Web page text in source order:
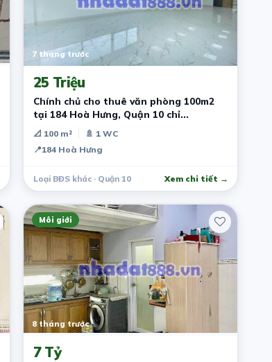
7 tháng trước
25 Triệu
Chính chủ cho thuê văn phòng 100m2
tại 184 Hoà Hưng, Quận 10 chỉ
25tr/tháng
📐 100 m²
🚿 1 WC
📍184 Hoà Hưng
Loại BĐS khác · Quận 10 Xem chi tiết →
Môi giới
8 tháng trước
7 Tỷ